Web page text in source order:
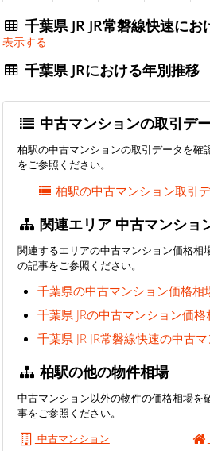
千葉県 JR JR常磐線快速に
表示する
千葉県 JRにおける年別推
中古マンションの取引デ
柏駅の中古マンションの取引データを確
をご参照ください。
柏駅の中古マンション取引
関連エリア 中古マンショ
関連するエリアの中古マンション価格相
の記事をご参照ください。
千葉県の中古マンション価格相
千葉県 JRの中古マンション価
千葉県 JR JR常磐線快速の中古
柏駅の他の物件相場
中古マンション以外の物件の価格相場を
事をご参照ください。
中古マンション